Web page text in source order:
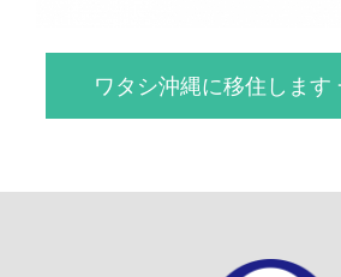
ワタシ沖縄に移住します